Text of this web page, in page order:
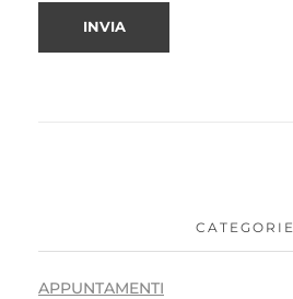
CATEGORIE
APPUNTAMENTI